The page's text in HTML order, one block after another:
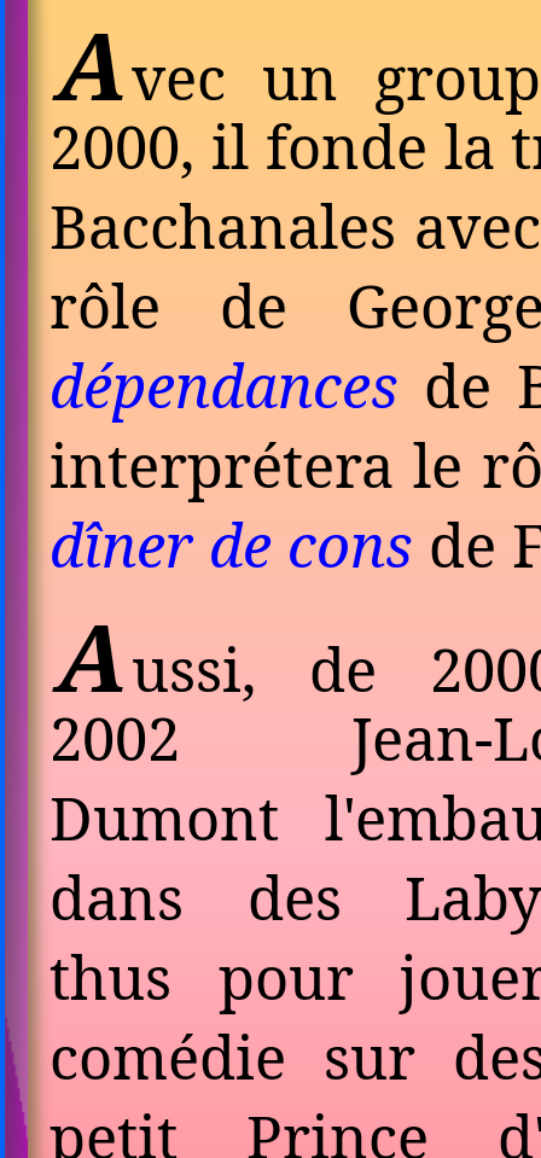
Avec un
2000, il fonde la
Bacchanales
rôle de
dépendances de
interprétera le
dîner de cons de
Aussi, de
2002 Jean-
Dumont
dans des
thus pour
comédie sur
petit Prince